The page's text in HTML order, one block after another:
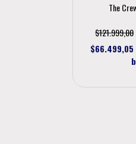
The
$121.999,00
$66.499,05